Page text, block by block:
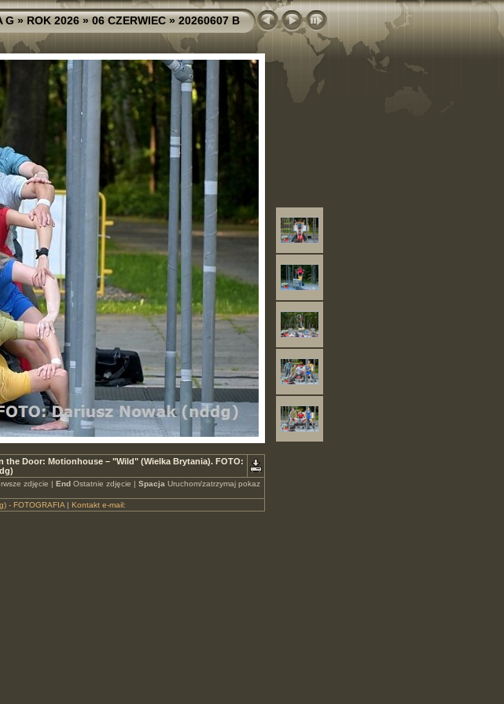
G»ROK 2026»06 CZERWIEC»20260607 B
the Door: Motionhouse – "Wild" (Wielka Brytania). FOTO:
zdjęcie | EndOstatnie zdjęcie | Spacja Uruchom/zatrzymaj pokaz
- FOTOGRAFIA| Kontakt e-mail: